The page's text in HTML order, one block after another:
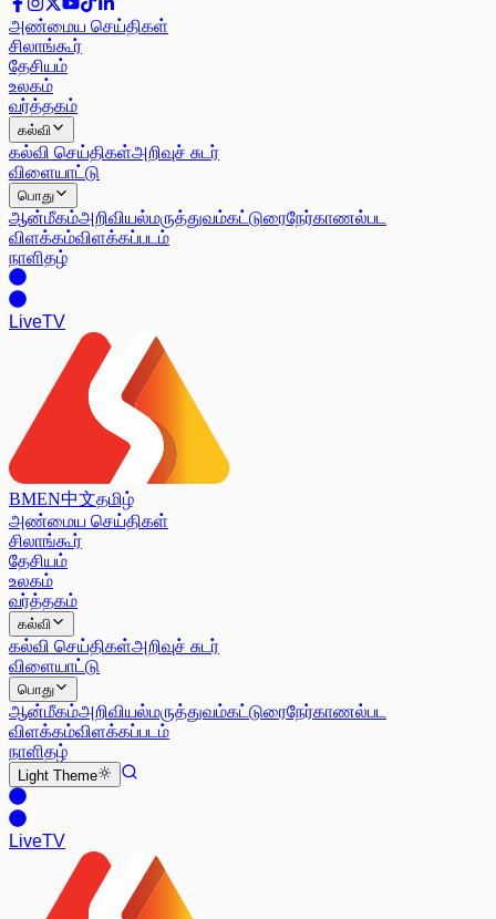
அண்மைய செய்திகள்
சிலாங்கூர்
தேசியம்
உலகம்
வர்த்தகம்
கல்வி
கல்வி செய்திகள்அறிவுச் சுடர்
விளையாட்டு
பொது
ஆன்மீகம்அறிவியல்மருத்துவம்கட்டுரைநேர்காணல்பட
விளக்கம்விளக்கப்படம்
நாளிதழ்
LiveTV
BMEN中文தமிழ்
அண்மைய செய்திகள்
சிலாங்கூர்
தேசியம்
உலகம்
வர்த்தகம்
கல்வி
கல்வி செய்திகள்அறிவுச் சுடர்
விளையாட்டு
பொது
ஆன்மீகம்அறிவியல்மருத்துவம்கட்டுரைநேர்காணல்பட
விளக்கம்விளக்கப்படம்
நாளிதழ்
Light Theme
LiveTV